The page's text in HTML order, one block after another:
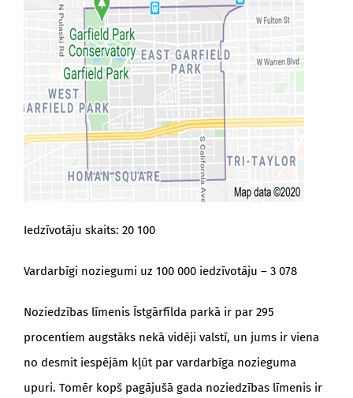
Iedzīvotāju skaits: 20 100
Vardarbīgi noziegumi uz 100 000 iedzīvotāju – 3 078
Noziedzības līmenis Īstgārfīlda parkā ir par 295
procentiem augstāks nekā vidēji valstī, un jums ir viena
no desmit iespējām kļūt par vardarbīga nozieguma
upuri. Tomēr kopš pagājušā gada noziedzības līmenis ir